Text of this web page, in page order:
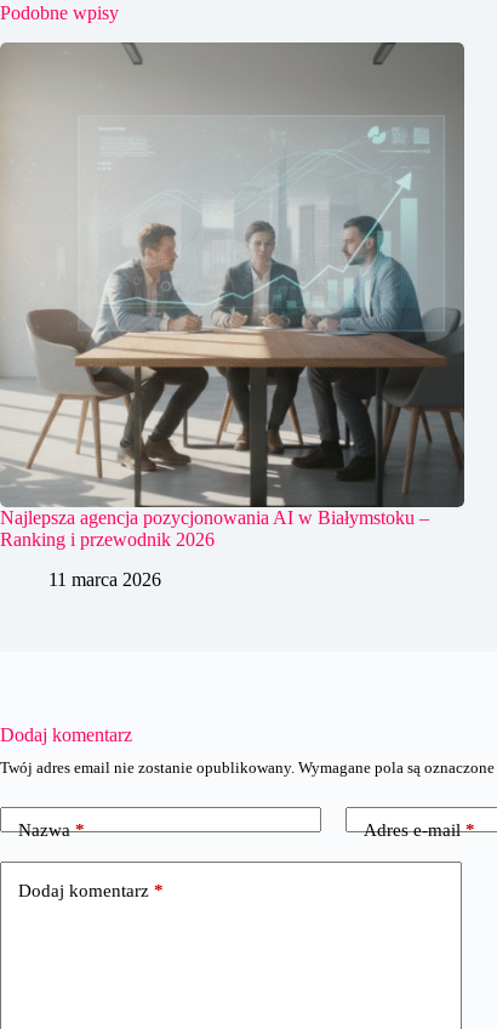
Podobne wpisy
Najlepsza agencja pozycjonowania AI w Białymstoku –
Ranking i przewodnik 2026
11 marca 2026
Dodaj komentarz
Twój adres email nie zostanie opublikowany. Wymagane pola są oznaczone
Nazwa* Adres e-mail*
Dodaj komentarz *